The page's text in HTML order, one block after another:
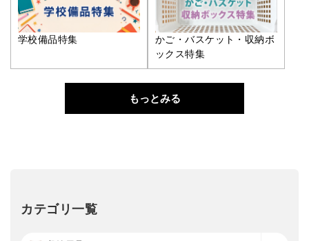
学校備品特集
かご・バスケット・収納ボ
ックス特集
もっとみる
カテゴリ一覧